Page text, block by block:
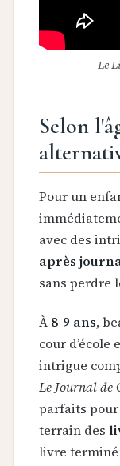
Le
Selon
Pour un
avec des
après
sans perdre
À 8-9 ans,
cour
intrigue
Le Journal de
parfaits pour
terrain des
livre terminé